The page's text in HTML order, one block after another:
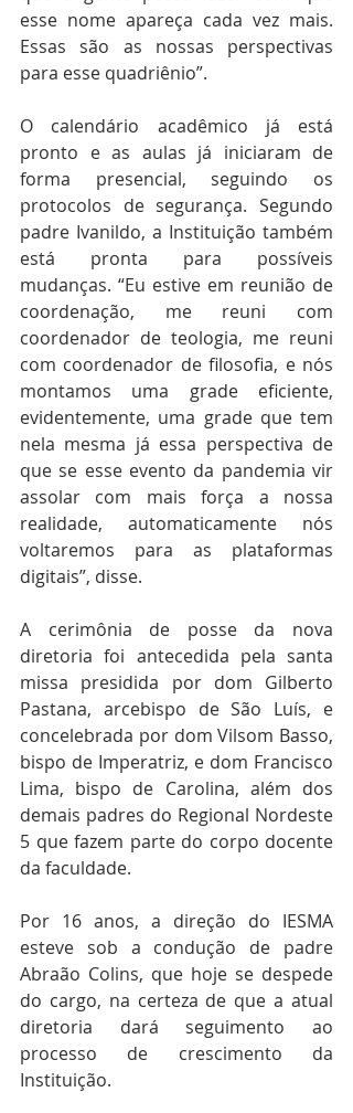
esse nome apareça cada vez mais.
Essas são as nossas perspectivas
para esse quadriênio”.
O calendário acadêmico já está
pronto e as aulas já iniciaram de
forma presencial, seguindo os
protocolos de segurança. Segundo
padre Ivanildo, a Instituição também
está pronta para possíveis
mudanças. “Eu estive em reunião de
coordenação, me reuni com
coordenador de teologia, me reuni
com coordenador de filosofia, e nós
montamos uma grade eficiente,
evidentemente, uma grade que tem
nela mesma já essa perspectiva de
que se esse evento da pandemia vir
assolar com mais força a nossa
realidade, automaticamente nós
voltaremos para as plataformas
digitais”, disse.
A cerimônia de posse da nova
diretoria foi antecedida pela santa
missa presidida por dom Gilberto
Pastana, arcebispo de São Luís, e
concelebrada por dom Vilsom Basso,
bispo de Imperatriz, e dom Francisco
Lima, bispo de Carolina, além dos
demais padres do Regional Nordeste
5 que fazem parte do corpo docente
da faculdade.
Por 16 anos, a direção do IESMA
esteve sob a condução de padre
Abraão Colins, que hoje se despede
do cargo, na certeza de que a atual
diretoria dará seguimento ao
processo de crescimento da
Instituição.